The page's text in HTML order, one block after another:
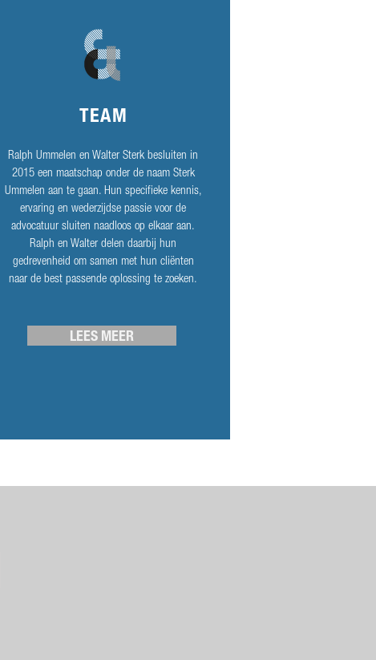
TEAM
Ralph Ummelen en Walter Sterk besluiten in
2015 een maatschap onder de naam Sterk
Ummelen aan te gaan. Hun specifieke kennis,
ervaring en wederzijdse passie voor de
advocatuur sluiten naadloos op elkaar aan.
Ralph en Walter delen daarbij hun
gedrevenheid om samen met hun cliënten
naar de best passende oplossing te zoeken.
LEES MEER